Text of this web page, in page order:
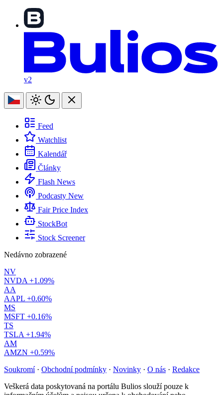
v2
Feed
Watchlist
Kalendář
Články
Flash News
Podcasty New
Fair Price Index
StockBot
Stock Screener
Nedávno zobrazené
NV
NVDA +1.09%
AA
AAPL +0.60%
MS
MSFT +0.16%
TS
TSLA +1.94%
AM
AMZN +0.59%
Soukromí · Obchodní podmínky · Novinky · O nás · Redakce
Veškerá data poskytovaná na portálu Bulios slouží pouze k